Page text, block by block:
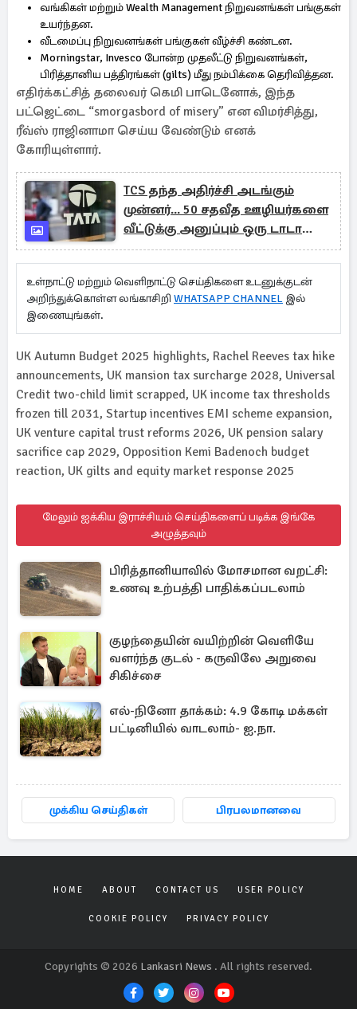
வங்கிகள் மற்றும் Wealth Management நிறுவனங்கள் பங்குகள்
உயர்ந்தன.
வீடமைப்பு நிறுவனங்கள் பங்குகள் வீழ்ச்சி கண்டன.
Morningstar, Invesco போன்ற முதலீட்டு நிறுவனங்கள்,
பிரித்தானிய பத்திரங்கள் (gilts) மீது நம்பிக்கை தெரிவித்தன.
எதிர்க்கட்சித் தலைவர் கெமி பாடெனோக், இந்த
பட்ஜெட்டை “smorgasbord of misery” என விமர்சித்து,
ரீவ்ஸ் ராஜினாமா செய்ய வேண்டும் எனக்
கோரியுள்ளார்.
TCS தந்த அதிர்ச்சி அடங்கும்
முன்னர்... 50 சதவீத ஊழியர்களை
வீட்டுக்கு அனுப்பும் ஒரு டாடா
நிறுவனம்
உள்நாட்டு மற்றும் வெளிநாட்டு செய்திகளை உடனுக்குடன்
அறிந்துக்கொள்ள லங்காசிறி WHATSAPP CHANNEL இல்
இணையுங்கள்.
UK Autumn Budget 2025 highlights, Rachel Reeves tax hike
announcements, UK mansion tax surcharge 2028, Universal
Credit two-child limit scrapped, UK income tax thresholds
frozen till 2031, Startup incentives EMI scheme expansion,
UK venture capital trust reforms 2026, UK pension salary
sacrifice cap 2029, Opposition Kemi Badenoch budget
reaction, UK gilts and equity market response 2025
மேலும் ஐக்கிய இராச்சியம் செய்திகளைப் படிக்க இங்கே
அழுத்தவும்
பிரித்தானியாவில் மோசமான வறட்சி:
உணவு உற்பத்தி பாதிக்கப்படலாம்
குழந்தையின் வயிற்றின் வெளியே
வளர்ந்த குடல் - கருவிலே அறுவை
சிகிச்சை
எல்-நினோ தாக்கம்: 4.9 கோடி மக்கள்
பட்டினியில் வாடலாம்- ஐ.நா.
முக்கிய செய்திகள் பிரபலமானவை
HOME ABOUT CONTACT US USER POLICY
COOKIE POLICY PRIVACY POLICY
Copyrights © 2026 Lankasri News . All rights reserved.